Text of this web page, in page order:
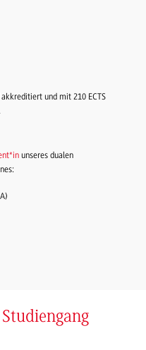
und mit 210 ECTS
unseres dualen